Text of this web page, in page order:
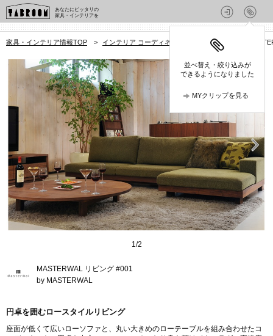
あなたにピッタリの
家具・インテリアを
並べ替え・絞り込みが
できるようになりました
MYクリップを見る
家具・インテリア情報TOP > インテリア コーディネート集 リビング
1 /2
MASTERWAL リビング #001
by MASTERWAL
円卓を囲むロースタイルリビング
座面が低くて広いローソファと、丸い大きめのローテーブルを組み合わせたコ